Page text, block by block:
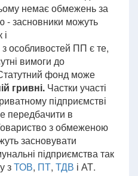
немає обмежень за
- засновники можуть
особливостей ПП є те,
вимоги до
фонд може
гривні. Частки участі
підприємстві
передбачити в
з обмеженою
засновувати
підприємства так
зТОВ, ПТ, ТДВ і АТ.